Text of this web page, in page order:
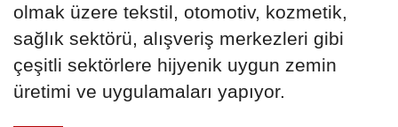
olmak üzere tekstil, otomotiv, kozmetik,
sağlık sektörü, alışveriş merkezleri gibi
çeşitli sektörlere hijyenik uygun zemin
üretimi ve uygulamaları yapıyor.